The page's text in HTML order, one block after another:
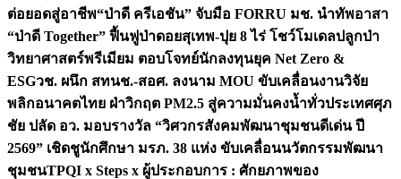
ต่อยอดสู่อาชีพ“ป่าดี ครีเอชัน” จับมือ FORRU มช. นำทัพอาสา
“ป่าดี Together” ฟื้นฟูป่าดอยสุเทพ-ปุย 8 ไร่ โชว์โมเดลปลูกป่า
วิทยาศาสตร์พรีเมียม ตอบโจทย์นักลงทุนยุค Net Zero &
ESGวช. ผนึก สทนช.-สอศ. ลงนาม MOU ขับเคลื่อนงานวิจัย
พลิกอนาคตไทย ฝ่าวิกฤต PM2.5 สู่ความมั่นคงน้ำทั่วประเทศศุภ
ชัย ปลัด อว. มอบรางวัล “วิศวกรสังคมพัฒนาชุมชนดีเด่น ปี
2569” เชิดชูนักศึกษา มรภ. 38 แห่ง ขับเคลื่อนนวัตกรรมพัฒนา
ชุมชนTPQI x Steps x ผู้ประกอบการ : ศักยภาพของ